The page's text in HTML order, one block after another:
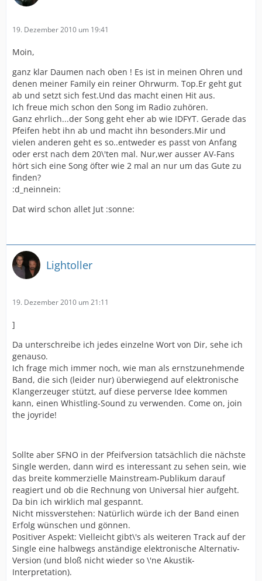
19. Dezember 2010 um 19:41
Moin,
ganz klar Daumen nach oben ! Es ist in meinen Ohren und
denen meiner Family ein reiner Ohrwurm. Top.Er geht gut
ab und setzt sich fest.Und das macht einen Hit aus.
Ich freue mich schon den Song im Radio zuhören.
Ganz ehrlich...der Song geht eher ab wie IDFYT. Gerade das
Pfeifen hebt ihn ab und macht ihn besonders.Mir und
vielen anderen geht es so..entweder es passt von Anfang
oder erst nach dem 20\'ten mal. Nur,wer ausser AV-Fans
hört sich eine Song öfter wie 2 mal an nur um das Gute zu
finden?
:d_neinnein:
Dat wird schon allet Jut :sonne:
Lightoller
19. Dezember 2010 um 21:11
]
Da unterschreibe ich jedes einzelne Wort von Dir, sehe ich
genauso.
Ich frage mich immer noch, wie man als ernstzunehmende
Band, die sich (leider nur) überwiegend auf elektronische
Klangerzeuger stützt, auf diese perverse Idee kommen
kann, einen Whistling-Sound zu verwenden. Come on, join
the joyride!
Sollte aber SFNO in der Pfeifversion tatsächlich die nächste
Single werden, dann wird es interessant zu sehen sein, wie
das breite kommerzielle Mainstream-Publikum darauf
reagiert und ob die Rechnung von Universal hier aufgeht.
Da bin ich wirklich mal gespannt.
Nicht missverstehen: Natürlich würde ich der Band einen
Erfolg wünschen und gönnen.
Positiver Aspekt: Vielleicht gibt\'s als weiteren Track auf der
Single eine halbwegs anständige elektronische Alternativ-
Version (und bloß nicht wieder so \'ne Akustik-
Interpretation).